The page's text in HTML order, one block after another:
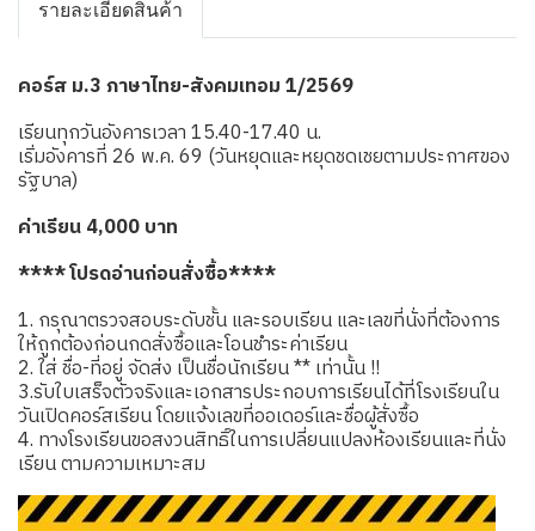
รายละเอียดสินค้า
คอร์ส ม.3 ภาษาไทย-สังคมเทอม 1/2569
เรียนทุกวันอังคารเวลา 15.40-17.40 น.
เริ่มอังคารที่ 26 พ.ค. 69 (วันหยุดและหยุดชดเชยตามประกาศของ
รัฐบาล)
ค่าเรียน 4,000 บาท
**** โปรดอ่านก่อนสั่งซื้อ****
1. กรุณาตรวจสอบระดับชั้น และรอบเรียน และเลขที่นั่งที่ต้องการ
ให้ถูกต้องก่อนกดสั่งซื้อและโอนชำระค่าเรียน
2. ใส่ ชื่อ-ที่อยู่ จัดส่ง เป็นชื่อนักเรียน ** เท่านั้น !!
3.รับใบเสร็จตัวจริงและเอกสารประกอบการเรียนได้ที่โรงเรียนใน
วันเปิดคอร์สเรียน โดยแจ้งเลขที่ออเดอร์และชื่อผู้สั่งซื้อ
4. ทางโรงเรียนขอสงวนสิทธิ์ในการเปลี่ยนแปลงห้องเรียนและที่นั่ง
เรียน ตามความเหมาะสม